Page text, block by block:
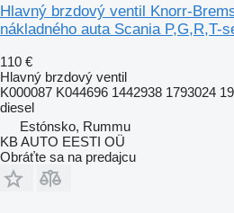
Hlavný brzdový ventil Knorr-
nákladného auta Scania P,G,R,T-
110 €
Hlavný brzdový ventil
K000087 K044696 1442938 1793024
diesel
Estónsko, Rummu
KB AUTO EESTI OÜ
Obráťte sa na predajcu